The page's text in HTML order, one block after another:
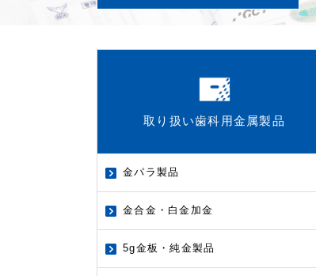
取り扱い歯科用金属製品
金パラ製品
金合金・白金加金
5g金板・純金製品